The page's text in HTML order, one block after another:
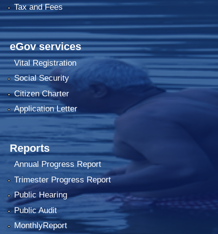
Tax and Fees
eGov services
Vital Registration
Social Security
Citizen Charter
Application Letter
Reports
Annual Progress Report
Trimester Progress Report
Public Hearing
Public Audit
MonthlyReport